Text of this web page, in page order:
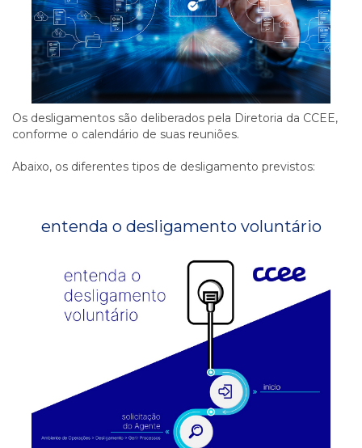
Os desligamentos são deliberados pela Diretoria da CCEE,
conforme o calendário de suas reuniões.
Abaixo, os diferentes tipos de desligamento previstos:
entenda o desligamento voluntário